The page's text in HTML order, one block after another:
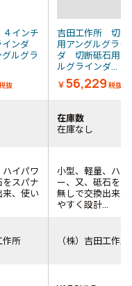
インチ
インダ
グルグラ
抜
吉田工作所 切断
用アングルグライ
ダ 切断砥石用ア
ルグラインダ...
￥56,229 税抜
在庫数
在庫なし
イパワ
スパナ
、使い
小型、軽量、ハイ
ー、又、砥石をス
無しで交換出来、
やすく設計...
作所 （株）吉田工作所